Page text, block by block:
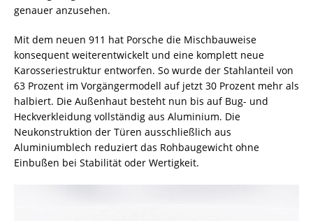
genauer anzusehen.
Mit dem neuen 911 hat Porsche die Mischbauweise
konsequent weiterentwickelt und eine komplett neue
Karosseriestruktur entworfen. So wurde der Stahlanteil von
63 Prozent im Vorgängermodell auf jetzt 30 Prozent mehr als
halbiert. Die Außenhaut besteht nun bis auf Bug- und
Heckverkleidung vollständig aus Aluminium. Die
Neukonstruktion der Türen ausschließlich aus
Aluminiumblech reduziert das Rohbaugewicht ohne
Einbußen bei Stabilität oder Wertigkeit.